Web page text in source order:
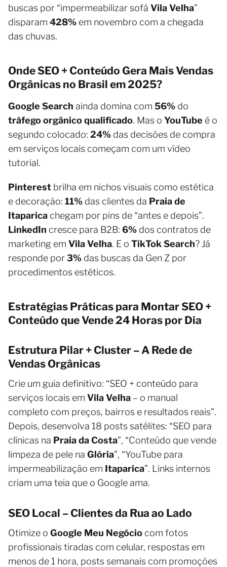
buscas por “impermeabilizar sofá Vila Velha”
disparam 428% em novembro com a chegada
das chuvas.
Onde SEO + Conteúdo Gera Mais Vendas
Orgânicas no Brasil em 2025?
Google Search ainda domina com 56% do
tráfego orgânico qualificado. Mas o YouTube é o
segundo colocado: 24% das decisões de compra
em serviços locais começam com um vídeo
tutorial.
Pinterest brilha em nichos visuais como estética
e decoração: 11% das clientes da Praia de
Itaparica chegam por pins de “antes e depois”.
LinkedIn cresce para B2B: 6% dos contratos de
marketing em Vila Velha. E o TikTok Search? Já
responde por3% das buscas da Gen Z por
procedimentos estéticos.
Estratégias Práticas para Montar SEO +
Conteúdo que Vende 24 Horas por Dia
Estrutura Pilar + Cluster – A Rede de
Vendas Orgânicas
Crie um guia definitivo: “SEO + conteúdo para
serviços locais em Vila Velha – o manual
completo com preços, bairros e resultados reais”.
Depois, desenvolva 18 posts satélites: “SEO para
clínicas na Praia da Costa”, “Conteúdo que vende
limpeza de pele na Glória”, “YouTube para
impermeabilização em Itaparica”. Links internos
criam uma teia que o Google ama.
SEO Local – Clientes da Rua ao Lado
Otimize o Google Meu Negócio com fotos
profissionais tiradas com celular, respostas em
menos de 1 hora, posts semanais com promoções